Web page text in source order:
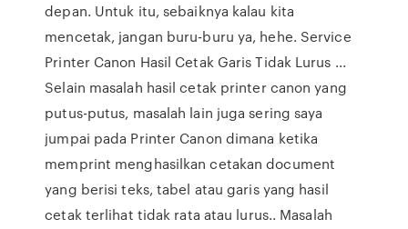
depan. Untuk itu, sebaiknya kalau kita
mencetak, jangan buru-buru ya, hehe. Service
Printer Canon Hasil Cetak Garis Tidak Lurus ...
Selain masalah hasil cetak printer canon yang
putus-putus, masalah lain juga sering saya
jumpai pada Printer Canon dimana ketika
memprint menghasilkan cetakan document
yang berisi teks, tabel atau garis yang hasil
cetak terlihat tidak rata atau lurus.. Masalah